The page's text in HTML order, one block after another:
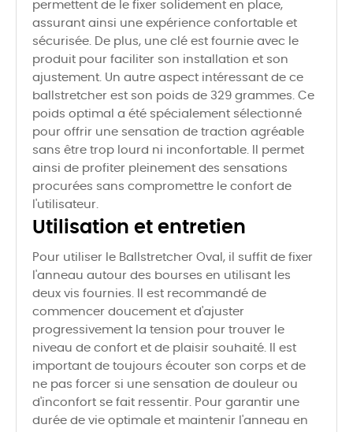
permettent de le fixer solidement en place,
assurant ainsi une expérience confortable et
sécurisée. De plus, une clé est fournie avec le
produit pour faciliter son installation et son
ajustement. Un autre aspect intéressant de ce
ballstretcher est son poids de 329 grammes. Ce
poids optimal a été spécialement sélectionné
pour offrir une sensation de traction agréable
sans être trop lourd ni inconfortable. Il permet
ainsi de profiter pleinement des sensations
procurées sans compromettre le confort de
l'utilisateur.
Utilisation et entretien
Pour utiliser le Ballstretcher Oval, il suffit de fixer
l'anneau autour des bourses en utilisant les
deux vis fournies. Il est recommandé de
commencer doucement et d'ajuster
progressivement la tension pour trouver le
niveau de confort et de plaisir souhaité. Il est
important de toujours écouter son corps et de
ne pas forcer si une sensation de douleur ou
d'inconfort se fait ressentir. Pour garantir une
durée de vie optimale et maintenir l'anneau en